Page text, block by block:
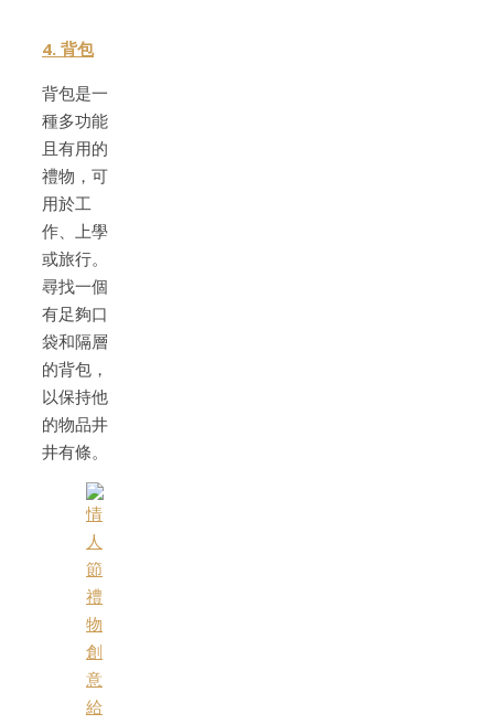
4. 背包
背包是一
種多功能
且有用的
禮物，可
用於工
作、上學
或旅行。
尋找一個
有足夠口
袋和隔層
的背包，
以保持他
的物品井
井有條。